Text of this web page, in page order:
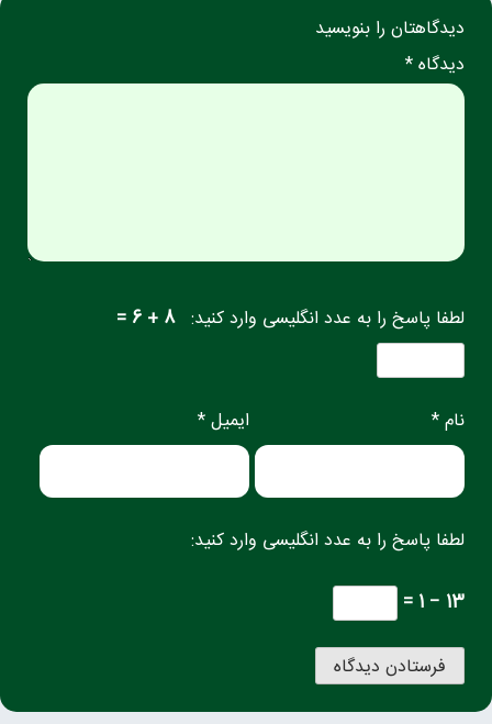
دیدگاهتان را بنویسید
دیدگاه *
لطفا پاسخ را به عدد انگلیسی وارد کنید: 8 + 6 =
نام * ایمیل *
لطفا پاسخ را به عدد انگلیسی وارد کنید:
13 − 1 =